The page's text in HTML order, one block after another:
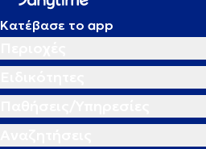
Κατέβασε το app